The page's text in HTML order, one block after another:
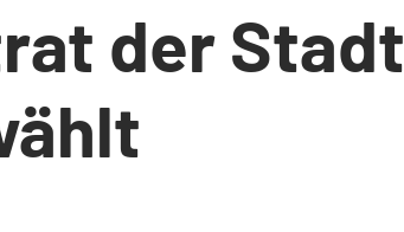
der Stadt